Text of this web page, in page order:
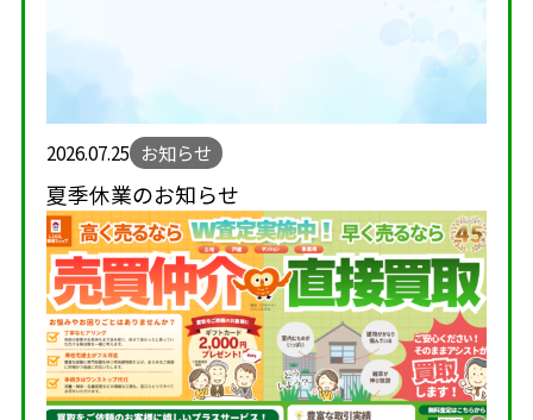
2026.07.25 お知らせ
夏季休業のお知らせ